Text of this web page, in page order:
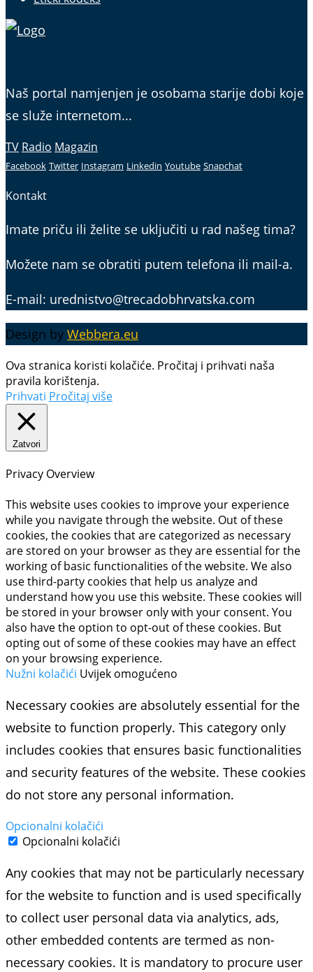
Naš portal namjenjen je osobama starije dobi koje
se služe internetom...
TV Radio Magazin
Facebook Twitter Instagram Linkedin Youtube Snapchat
Kontakt
Imate priču ili želite se uključiti u rad našeg tima?
Možete nam se obratiti putem telefona ili mail-a.
E-mail: urednistvo@trecadobhrvatska.com
Design by Webbera.eu
Ova stranica koristi kolačiće. Pročitaj i prihvati naša
pravila korištenja.
Prihvati Pročitaj više
Zatvori
Privacy Overview
This website uses cookies to improve your experience
while you navigate through the website. Out of these
cookies, the cookies that are categorized as necessary
are stored on your browser as they are essential for the
working of basic functionalities of the website. We also
use third-party cookies that help us analyze and
understand how you use this website. These cookies will
be stored in your browser only with your consent. You
also have the option to opt-out of these cookies. But
opting out of some of these cookies may have an effect
on your browsing experience.
Nužni kolačići Uvijek omogućeno
Necessary cookies are absolutely essential for the
website to function properly. This category only
includes cookies that ensures basic functionalities
and security features of the website. These cookies
do not store any personal information.
Opcionalni kolačići
Opcionalni kolačići
Any cookies that may not be particularly necessary
for the website to function and is used specifically
to collect user personal data via analytics, ads,
other embedded contents are termed as non-
necessary cookies. It is mandatory to procure user